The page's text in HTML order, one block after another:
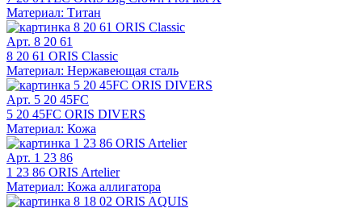
Материал: Титан
Арт. 8 20 61
8 20 61 ORIS Classic
Материал: Нержавеющая сталь
Арт. 5 20 45FC
5 20 45FC ORIS DIVERS
Материал: Кожа
Арт. 1 23 86
1 23 86 ORIS Artelier
Материал: Кожа аллигатора